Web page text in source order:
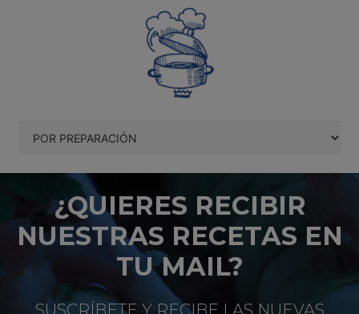
¿QUIERES RECIBIR
NUESTRAS RECETAS EN
TU MAIL?
SUSCRÍBETE Y RECIBE LAS NUEVAS